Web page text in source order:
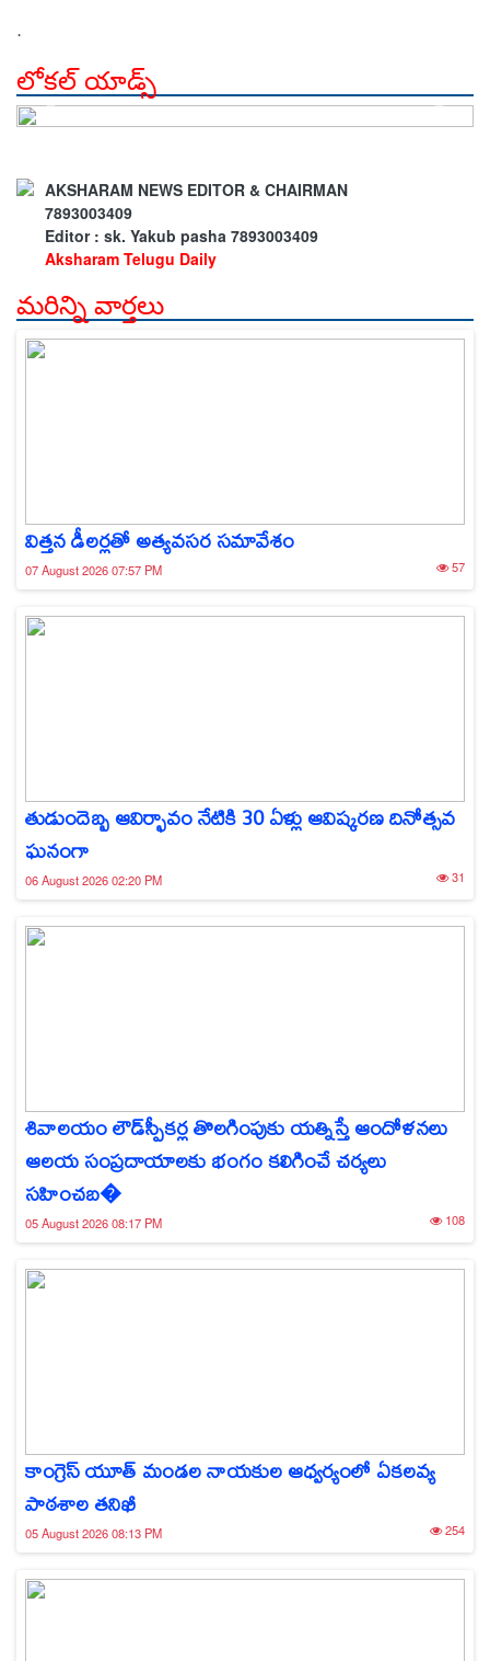
.
లోకల్ యాడ్స్
AKSHARAM NEWS EDITOR & CHAIRMAN
7893003409
Editor : sk. Yakub pasha 7893003409
Aksharam Telugu Daily
మరిన్ని వార్తలు
విత్తన డీలర్లతో అత్యవసర సమావేశం
07 August 2026 07:57 PM 57
తుడుందెబ్బ ఆవిర్భావం నేటికి 30 ఏళ్లు ఆవిష్కరణ దినోత్సవ
ఘనంగా
06 August 2026 02:20 PM 31
శివాలయం లౌడ్‌స్పీకర్ల తొలగింపుకు యత్నిస్తే ఆందోళనలు
ఆలయ సంప్రదాయాలకు భంగం కలిగించే చర్యలు
సహించబ�
05 August 2026 08:17 PM 108
కాంగ్రెస్ యూత్ మండల నాయకుల ఆధ్వర్యంలో ఏకలవ్య
పాఠశాల తనిఖీ
05 August 2026 08:13 PM 254